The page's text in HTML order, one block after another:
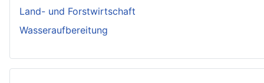
Land- und Forstwirtschaft
Wasseraufbereitung